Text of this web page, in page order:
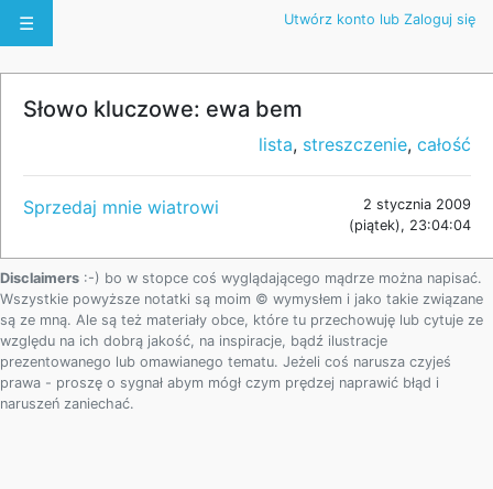
☰ Utwórz konto lub Zaloguj się
Słowo kluczowe: ewa bem
lista, streszczenie, całość
Sprzedaj mnie wiatrowi
2 stycznia 2009
(piątek), 23:04:04
Disclaimers :-) bo w stopce coś wyglądającego mądrze można napisać.
Wszystkie powyższe notatki są moim © wymysłem i jako takie związane
są ze mną. Ale są też materiały obce, które tu przechowuję lub cytuje ze
względu na ich dobrą jakość, na inspiracje, bądź ilustracje
prezentowanego lub omawianego tematu. Jeżeli coś narusza czyjeś
prawa - proszę o sygnał abym mógł czym prędzej naprawić błąd i
naruszeń zaniechać.